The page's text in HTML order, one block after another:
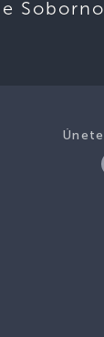
Soborno